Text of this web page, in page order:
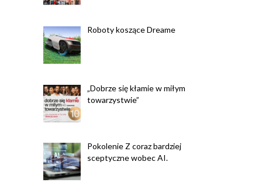
Roboty koszące Dreame
„Dobrze się kłamie w miłym
towarzystwie”
Pokolenie Z coraz bardziej
sceptyczne wobec AI.